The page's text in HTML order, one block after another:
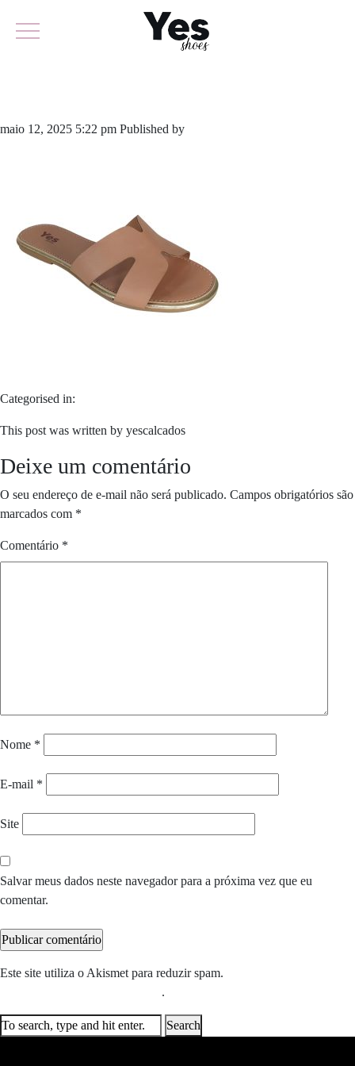
maio 12, 2025 5:22 pm Published by
Categorised in:
This post was written by yescalcados
Deixe um comentário
O seu endereço de e-mail não será publicado. Campos obrigatórios são
marcados com *
Comentário *
Nome *
E-mail *
Site
Salvar meus dados neste navegador para a próxima vez que eu
comentar.
Este site utiliza o Akismet para reduzir spam.
.
Search